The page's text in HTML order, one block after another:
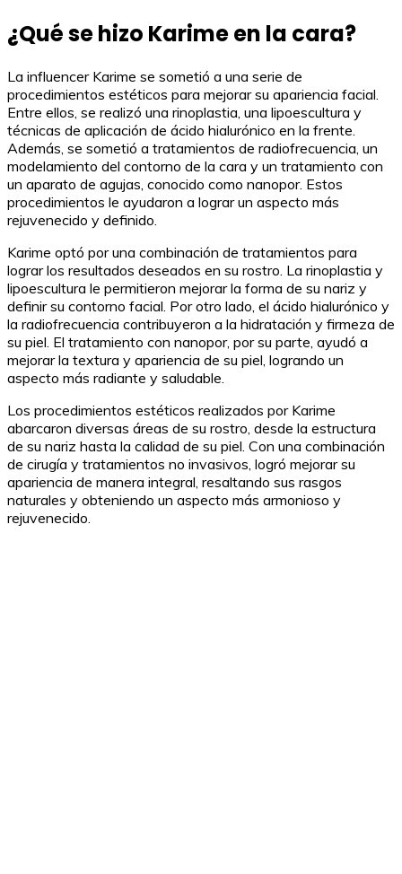
¿Qué se hizo Karime en la cara?
La influencer Karime se sometió a una serie de
procedimientos estéticos para mejorar su apariencia facial.
Entre ellos, se realizó una rinoplastia, una lipoescultura y
técnicas de aplicación de ácido hialurónico en la frente.
Además, se sometió a tratamientos de radiofrecuencia, un
modelamiento del contorno de la cara y un tratamiento con
un aparato de agujas, conocido como nanopor. Estos
procedimientos le ayudaron a lograr un aspecto más
rejuvenecido y definido.
Karime optó por una combinación de tratamientos para
lograr los resultados deseados en su rostro. La rinoplastia y
lipoescultura le permitieron mejorar la forma de su nariz y
definir su contorno facial. Por otro lado, el ácido hialurónico y
la radiofrecuencia contribuyeron a la hidratación y firmeza de
su piel. El tratamiento con nanopor, por su parte, ayudó a
mejorar la textura y apariencia de su piel, logrando un
aspecto más radiante y saludable.
Los procedimientos estéticos realizados por Karime
abarcaron diversas áreas de su rostro, desde la estructura
de su nariz hasta la calidad de su piel. Con una combinación
de cirugía y tratamientos no invasivos, logró mejorar su
apariencia de manera integral, resaltando sus rasgos
naturales y obteniendo un aspecto más armonioso y
rejuvenecido.